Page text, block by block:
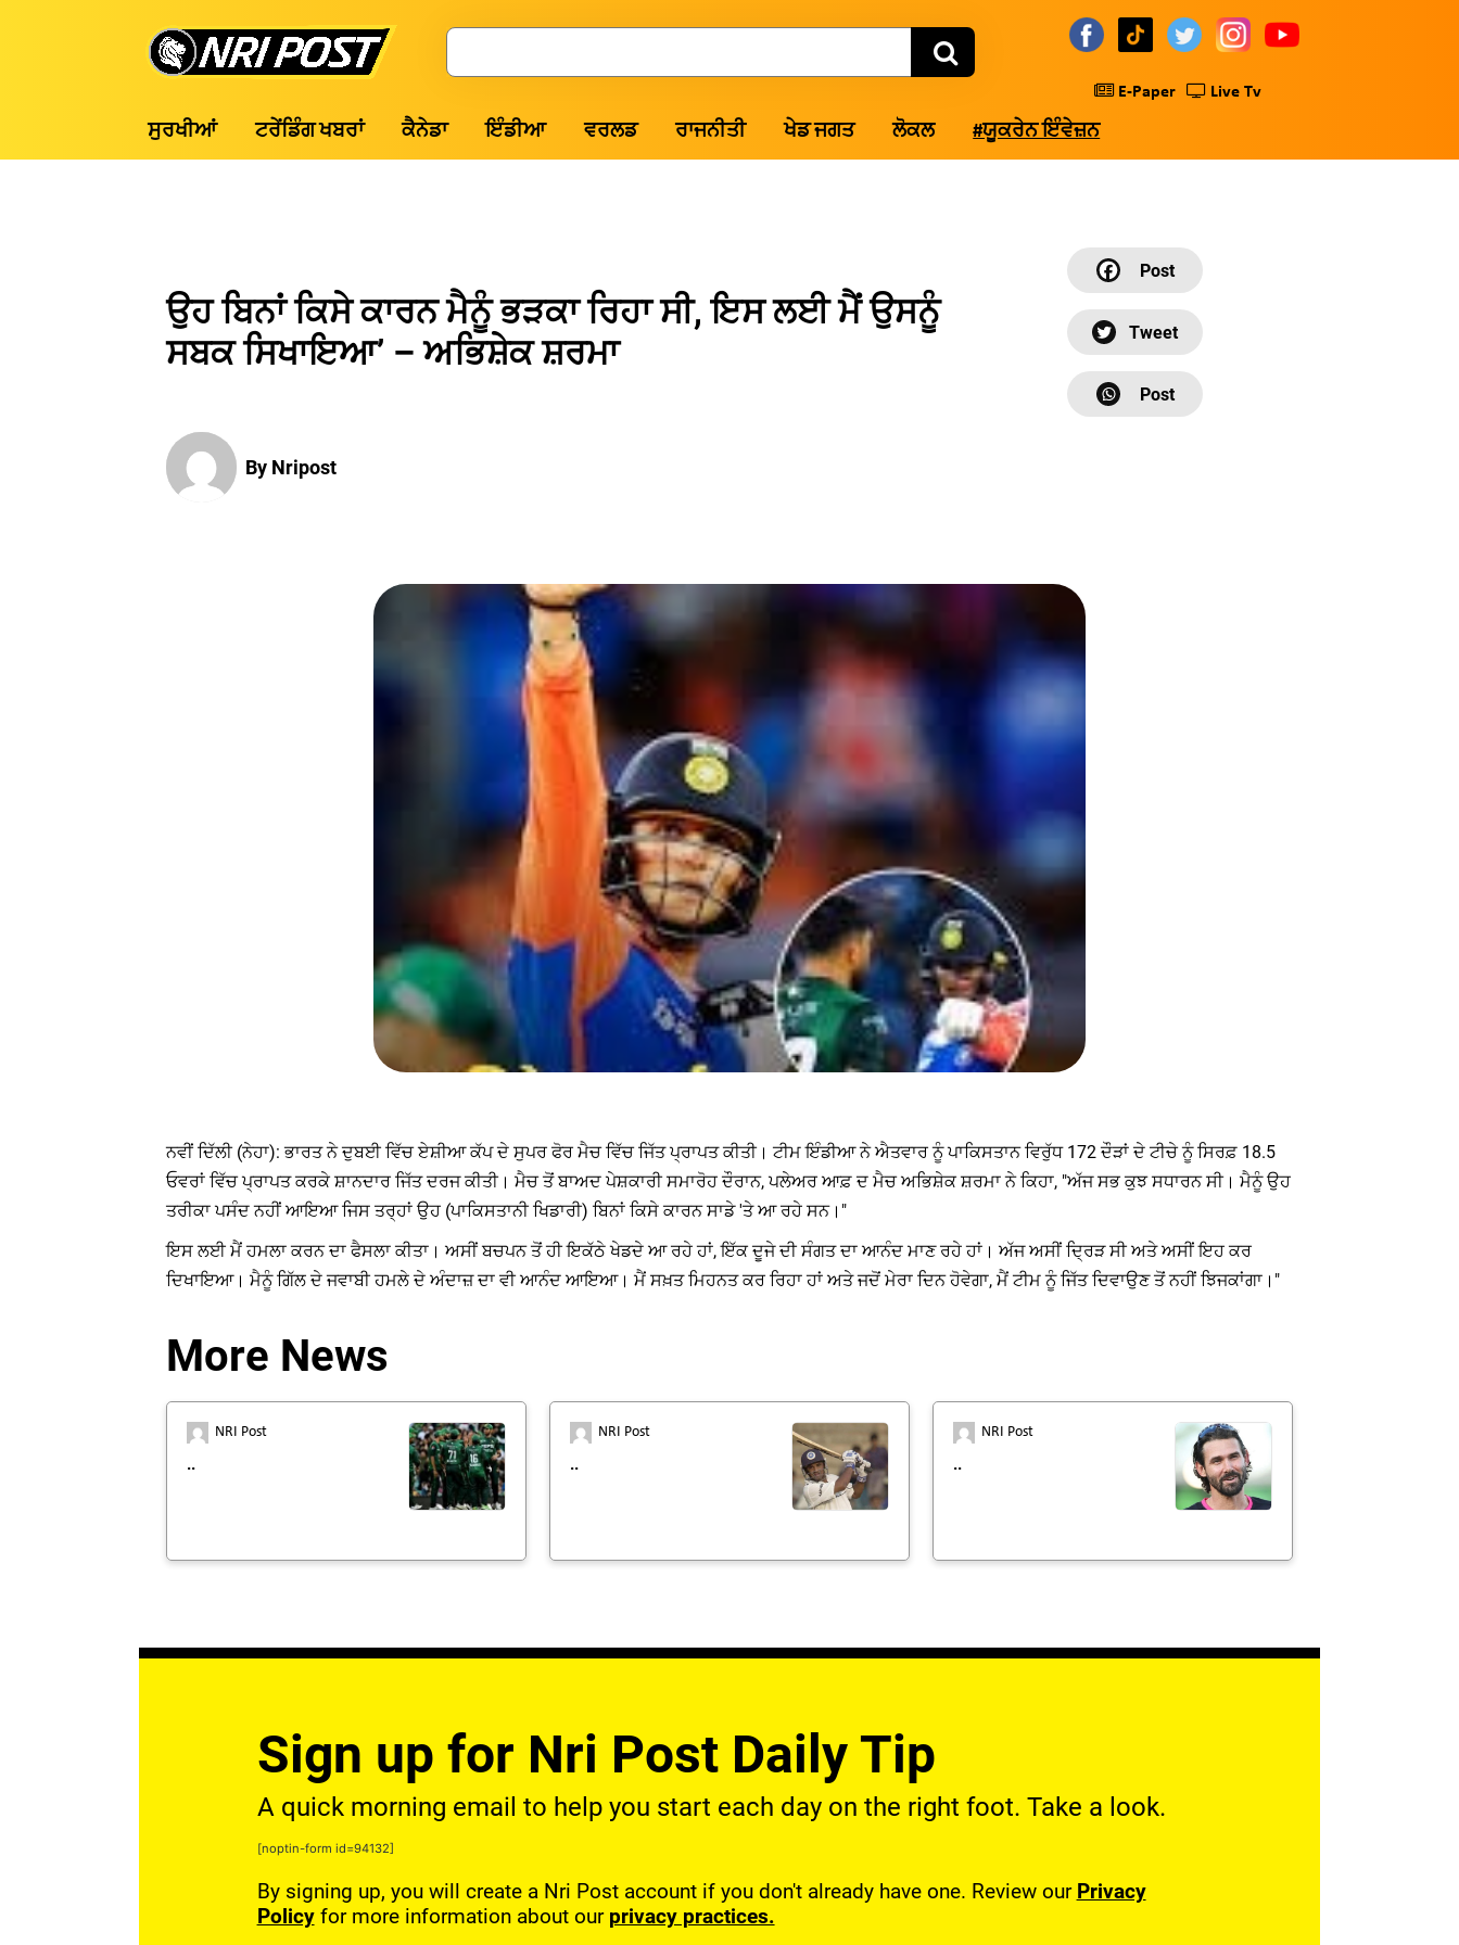
Post
Search
E-Paper Live Tv
ਸੁਰਖੀਆਂ ਟਰੇਂਡਿੰਗ ਖਬਰਾਂ ਕੈਨੇਡਾ ਇੰਡੀਆ ਵਰਲਡ ਰਾਜਨੀਤੀ ਖੇਡ ਜਗਤ ਲੋਕਲ #ਯੂਕਰੇਨ ਇੰਵੇਜ਼ਨ
ਉਹ ਬਿਨਾਂ ਕਿਸੇ ਕਾਰਨ ਮੈਨੂੰ ਭੜਕਾ ਰਿਹਾ ਸੀ, ਇਸ ਲਈ ਮੈਂ ਉਸਨੂੰ
ਸਬਕ ਸਿਖਾਇਆ’ – ਅਭਿਸ਼ੇਕ ਸ਼ਰਮਾ
By Nripost
ਨਵੀਂ ਦਿੱਲੀ (ਨੇਹਾ): ਭਾਰਤ ਨੇ ਦੁਬਈ ਵਿੱਚ ਏਸ਼ੀਆ ਕੱਪ ਦੇ ਸੁਪਰ ਫੋਰ ਮੈਚ ਵਿੱਚ ਜਿੱਤ ਪ੍ਰਾਪਤ ਕੀਤੀ। ਟੀਮ ਇੰਡੀਆ ਨੇ ਐਤਵਾਰ ਨੂੰ ਪਾਕਿਸਤਾਨ ਵਿਰੁੱਧ 172 ਦੌੜਾਂ ਦੇ ਟੀਚੇ ਨੂੰ ਸਿਰਫ਼ 18.5
ਓਵਰਾਂ ਵਿੱਚ ਪ੍ਰਾਪਤ ਕਰਕੇ ਸ਼ਾਨਦਾਰ ਜਿੱਤ ਦਰਜ ਕੀਤੀ। ਮੈਚ ਤੋਂ ਬਾਅਦ ਪੇਸ਼ਕਾਰੀ ਸਮਾਰੋਹ ਦੌਰਾਨ, ਪਲੇਅਰ ਆਫ਼ ਦ ਮੈਚ ਅਭਿਸ਼ੇਕ ਸ਼ਰਮਾ ਨੇ ਕਿਹਾ, "ਅੱਜ ਸਭ ਕੁਝ ਸਧਾਰਨ ਸੀ। ਮੈਨੂੰ ਉਹ
ਤਰੀਕਾ ਪਸੰਦ ਨਹੀਂ ਆਇਆ ਜਿਸ ਤਰ੍ਹਾਂ ਉਹ (ਪਾਕਿਸਤਾਨੀ ਖਿਡਾਰੀ) ਬਿਨਾਂ ਕਿਸੇ ਕਾਰਨ ਸਾਡੇ 'ਤੇ ਆ ਰਹੇ ਸਨ।"
ਇਸ ਲਈ ਮੈਂ ਹਮਲਾ ਕਰਨ ਦਾ ਫੈਸਲਾ ਕੀਤਾ। ਅਸੀਂ ਬਚਪਨ ਤੋਂ ਹੀ ਇਕੱਠੇ ਖੇਡਦੇ ਆ ਰਹੇ ਹਾਂ, ਇੱਕ ਦੂਜੇ ਦੀ ਸੰਗਤ ਦਾ ਆਨੰਦ ਮਾਣ ਰਹੇ ਹਾਂ। ਅੱਜ ਅਸੀਂ ਦ੍ਰਿੜ ਸੀ ਅਤੇ ਅਸੀਂ ਇਹ ਕਰ
ਦਿਖਾਇਆ। ਮੈਨੂੰ ਗਿੱਲ ਦੇ ਜਵਾਬੀ ਹਮਲੇ ਦੇ ਅੰਦਾਜ਼ ਦਾ ਵੀ ਆਨੰਦ ਆਇਆ। ਮੈਂ ਸਖ਼ਤ ਮਿਹਨਤ ਕਰ ਰਿਹਾ ਹਾਂ ਅਤੇ ਜਦੋਂ ਮੇਰਾ ਦਿਨ ਹੋਵੇਗਾ, ਮੈਂ ਟੀਮ ਨੂੰ ਜਿੱਤ ਦਿਵਾਉਣ ਤੋਂ ਨਹੀਂ ਝਿਜਕਾਂਗਾ।"
More News
NRI Post
..
NRI Post
..
NRI Post
..
Sign up for Nri Post Daily Tip
A quick morning email to help you start each day on the right foot. Take a look.
[noptin-form id=94132]
By signing up, you will create a Nri Post account if you don't already have one. Review our Privacy
Policyfor more information about our privacy practices.